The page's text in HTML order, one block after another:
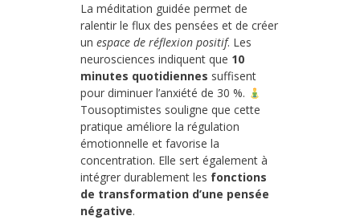
La méditation guidée permet de
ralentir le flux des pensées et de créer
un espace de réflexion positif. Les
neurosciences indiquent que 10
minutes quotidiennes suffisent
pour diminuer l’anxiété de 30 %.
Tousoptimistes souligne que cette
pratique améliore la régulation
émotionnelle et favorise la
concentration. Elle sert également à
intégrer durablement les fonctions
de transformation d’une pensée
négative.